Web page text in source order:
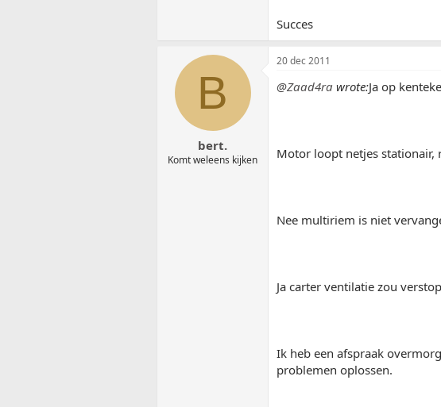
Succes
B
bert.
Komt weleens kijken
20 dec 2011
@Zaad4ra wrote:Ja op
Motor loopt netjes stationair,
Nee multiriem is niet
Ja carter ventilatie zou
Ik heb een afspraak
problemen oplossen.